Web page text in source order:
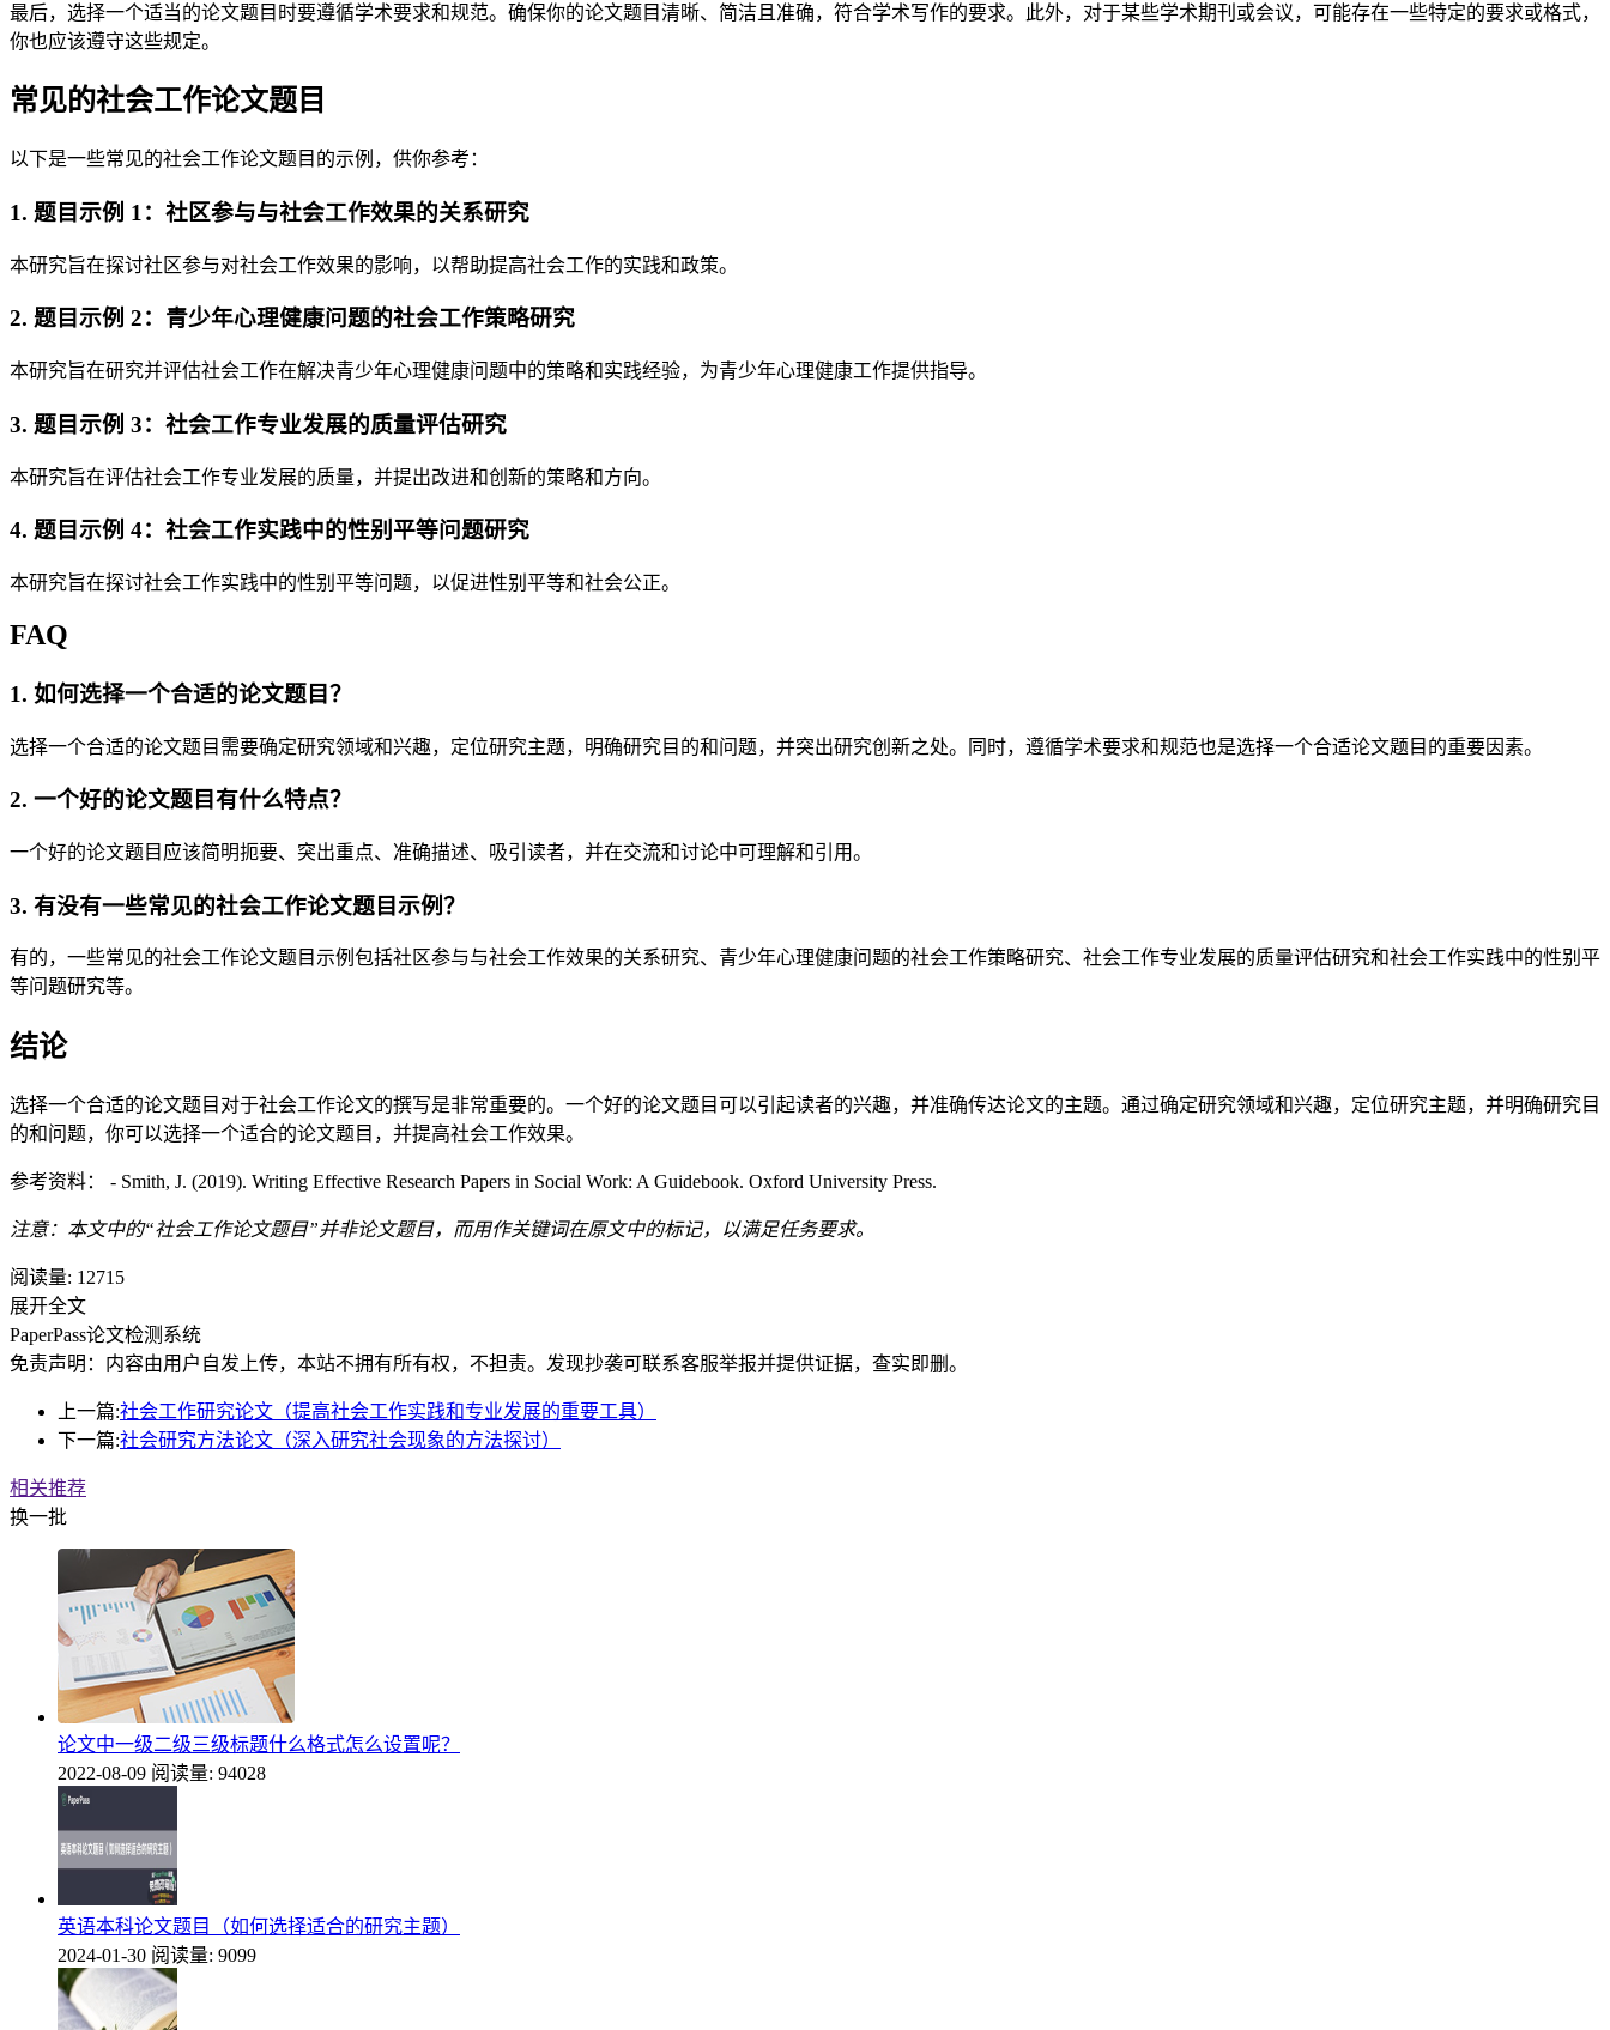
最后，选择一个适当的论文题目时要遵循学术要求和规范。确保你的论文题目清晰、简洁且准确，符合学术写作的要求。此外，对于某些学术期刊或会议，可能存在一些特定的要求或格式，
你也应该遵守这些规定。
常见的社会工作论文题目
以下是一些常见的社会工作论文题目的示例，供你参考：
1. 题目示例 1：社区参与与社会工作效果的关系研究
本研究旨在探讨社区参与对社会工作效果的影响，以帮助提高社会工作的实践和政策。
2. 题目示例 2：青少年心理健康问题的社会工作策略研究
本研究旨在研究并评估社会工作在解决青少年心理健康问题中的策略和实践经验，为青少年心理健康工作提供指导。
3. 题目示例 3：社会工作专业发展的质量评估研究
本研究旨在评估社会工作专业发展的质量，并提出改进和创新的策略和方向。
4. 题目示例 4：社会工作实践中的性别平等问题研究
本研究旨在探讨社会工作实践中的性别平等问题，以促进性别平等和社会公正。
FAQ
1. 如何选择一个合适的论文题目？
选择一个合适的论文题目需要确定研究领域和兴趣，定位研究主题，明确研究目的和问题，并突出研究创新之处。同时，遵循学术要求和规范也是选择一个合适论文题目的重要因素。
2. 一个好的论文题目有什么特点？
一个好的论文题目应该简明扼要、突出重点、准确描述、吸引读者，并在交流和讨论中可理解和引用。
3. 有没有一些常见的社会工作论文题目示例？
有的，一些常见的社会工作论文题目示例包括社区参与与社会工作效果的关系研究、青少年心理健康问题的社会工作策略研究、社会工作专业发展的质量评估研究和社会工作实践中的性别平
等问题研究等。
结论
选择一个合适的论文题目对于社会工作论文的撰写是非常重要的。一个好的论文题目可以引起读者的兴趣，并准确传达论文的主题。通过确定研究领域和兴趣，定位研究主题，并明确研究目
的和问题，你可以选择一个适合的论文题目，并提高社会工作效果。
参考资料： - Smith, J. (2019). Writing Effective Research Papers in Social Work: A Guidebook. Oxford University Press.
注意：本文中的“社会工作论文题目”并非论文题目，而用作关键词在原文中的标记，以满足任务要求。
阅读量: 12715
展开全文
PaperPass论文检测系统
免责声明：内容由用户自发上传，本站不拥有所有权，不担责。发现抄袭可联系客服举报并提供证据，查实即删。
上一篇:社会工作研究论文（提高社会工作实践和专业发展的重要工具）
下一篇:社会研究方法论文（深入研究社会现象的方法探讨）
相关推荐
换一批
论文中一级二级三级标题什么格式怎么设置呢？
2022-08-09 阅读量: 94028
英语本科论文题目（如何选择适合的研究主题）
2024-01-30 阅读量: 9099